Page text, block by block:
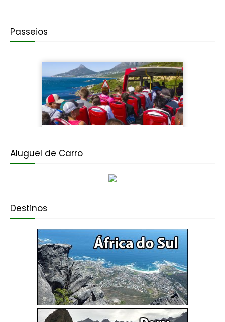
Passeios
Aluguel de Carro
Destinos